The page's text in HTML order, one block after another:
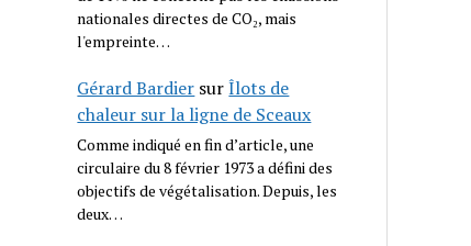
nationales directes de CO₂, mais
l'empreinte…
Gérard Bardier surÎlots de
chaleur sur la ligne de Sceaux
Comme indiqué en fin d’article, une
circulaire du 8 février 1973 a défini des
objectifs de végétalisation. Depuis, les
deux…